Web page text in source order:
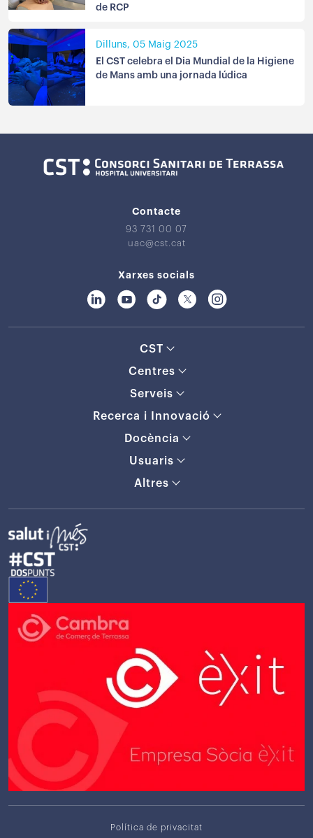
de RCP
Dilluns, 05 Maig 2025
El CST celebra el Dia Mundial de la Higiene
de Mans amb una jornada lúdica
Contacte
93 731 00 07
uac@cst.cat
Xarxes socials
CST
Centres
Serveis
Recerca i Innovació
Docència
Usuaris
Altres
Política de privacitat